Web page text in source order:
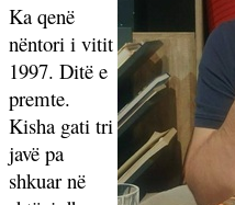
Ka qenë
nëntori i vitit
1997. Ditë e
premte.
Kisha gati tri
javë pa
shkuar në